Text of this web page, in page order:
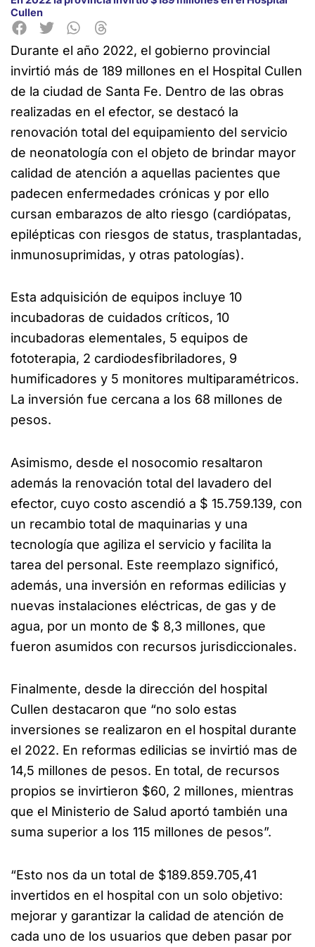
Cullen
Durante el año 2022, el gobierno provincial
invirtió más de 189 millones en el Hospital Cullen
de la ciudad de Santa Fe. Dentro de las obras
realizadas en el efector, se destacó la
renovación total del equipamiento del servicio
de neonatología con el objeto de brindar mayor
calidad de atención a aquellas pacientes que
padecen enfermedades crónicas y por ello
cursan embarazos de alto riesgo (cardiópatas,
epilépticas con riesgos de status, trasplantadas,
inmunosuprimidas, y otras patologías).
Esta adquisición de equipos incluye 10
incubadoras de cuidados críticos, 10
incubadoras elementales, 5 equipos de
fototerapia, 2 cardiodesfibriladores, 9
humificadores y 5 monitores multiparamétricos.
La inversión fue cercana a los 68 millones de
pesos.
Asimismo, desde el nosocomio resaltaron
además la renovación total del lavadero del
efector, cuyo costo ascendió a $ 15.759.139, con
un recambio total de maquinarias y una
tecnología que agiliza el servicio y facilita la
tarea del personal. Este reemplazo significó,
además, una inversión en reformas edilicias y
nuevas instalaciones eléctricas, de gas y de
agua, por un monto de $ 8,3 millones, que
fueron asumidos con recursos jurisdiccionales.
Finalmente, desde la dirección del hospital
Cullen destacaron que “no solo estas
inversiones se realizaron en el hospital durante
el 2022. En reformas edilicias se invirtió mas de
14,5 millones de pesos. En total, de recursos
propios se invirtieron $60, 2 millones, mientras
que el Ministerio de Salud aportó también una
suma superior a los 115 millones de pesos”.
“Esto nos da un total de $189.859.705,41
invertidos en el hospital con un solo objetivo:
mejorar y garantizar la calidad de atención de
cada uno de los usuarios que deben pasar por